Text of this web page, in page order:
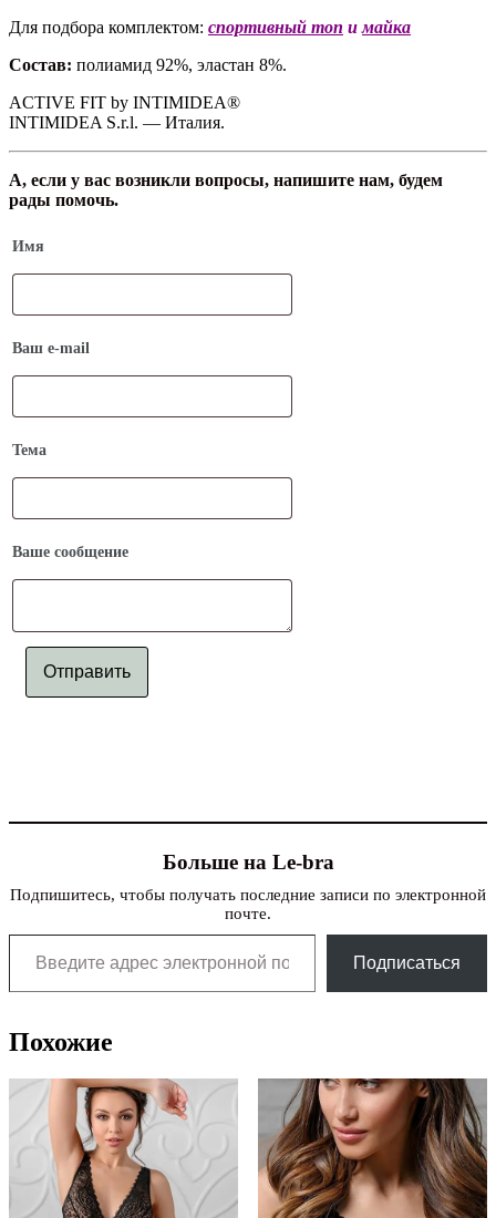
Для подбора комплектом: спортивный топ имайка
Состав: полиамид 92%, эластан 8%.
ACTIVE FIT by INTIMIDEA®
INTIMIDEA S.r.l. — Италия.
А, если у вас возникли вопросы, напишите нам, будем
рады помочь.
Имя
Ваш e-mail
Тема
Ваше сообщение
Отправить
Больше на Le-bra
Подпишитесь, чтобы получать последние записи по электронной
почте.
Введите адрес электронной почты…
Подписаться
Похожие